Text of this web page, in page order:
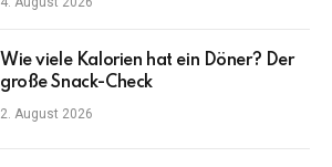
Wie viele Kalorien hat ein Döner? Der
große Snack-Check
2. August 2026